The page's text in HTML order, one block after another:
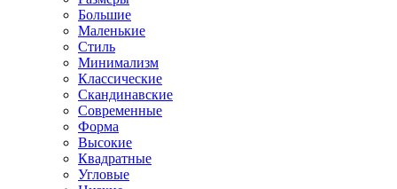
Большие
Маленькие
Стиль
Минимализм
Классические
Скандинавские
Современные
Форма
Высокие
Квадратные
Угловые